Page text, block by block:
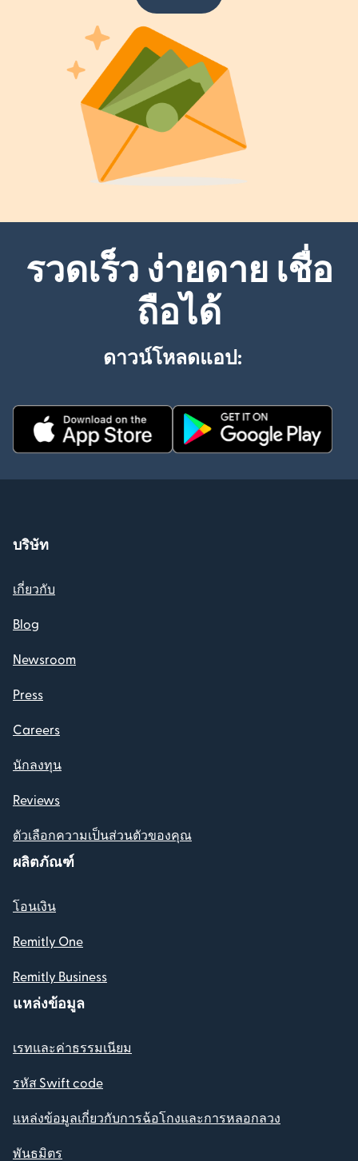
รวดเร็ว ง่ายดาย เชื่อ
ถือได้
ดาวน์โหลดแอป:
บริษัท
เกี่ยวกับ
Blog
Newsroom
Press
Careers
นักลงทุน
Reviews
ตัวเลือกความเป็นส่วนตัวของคุณ
ผลิตภัณฑ์
โอนเงิน
Remitly One
Remitly Business
แหล่งข้อมูล
เรทและค่าธรรมเนียม
รหัส Swift code
แหล่งข้อมูลเกี่ยวกับการฉ้อโกงและการหลอกลวง
พันธมิตร